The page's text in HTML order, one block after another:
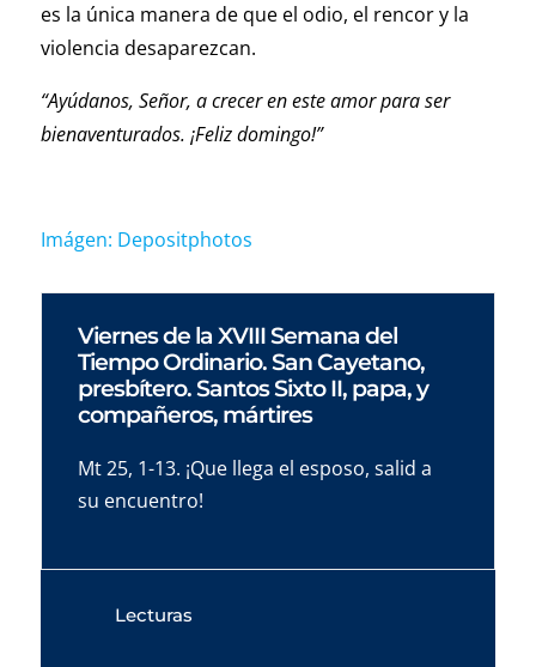
es la única manera de que el odio, el rencor y la
violencia desaparezcan.
“Ayúdanos, Señor, a crecer en este amor para ser
bienaventurados. ¡Feliz domingo!”
Imágen: Depositphotos
Viernes de la XVIII Semana del
Tiempo Ordinario. San Cayetano,
presbítero. Santos Sixto II, papa, y
compañeros, mártires
Mt 25, 1-13. ¡Que llega el esposo, salid a
su encuentro!
Lecturas